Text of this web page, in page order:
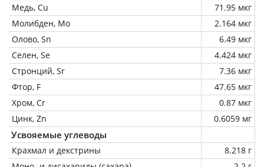
Медь, Cu
71.95 мкг
Молибден, Mo
2.164 мкг
Олово, Sn
6.49 мкг
Селен, Se
4.424 мкг
Стронций, Sr
7.36 мкг
Фтор, F
47.65 мкг
Хром, Cr
0.87 мкг
Цинк, Zn
0.6059 мг
Усвояемые углеводы
Крахмал и декстрины
8.218 г